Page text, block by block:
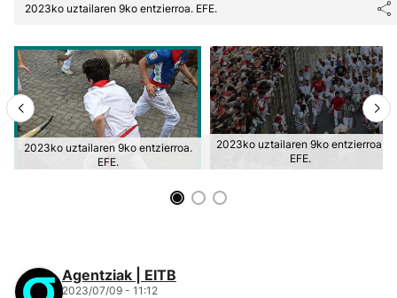
2023ko uztailaren 9ko entzierroa. EFE.
2023ko uztailaren 9ko entzierroa.
EFE.
2023ko uztailaren 9ko entzierroa.
EFE.
Agentziak | EITB
2023/07/09 - 11:12